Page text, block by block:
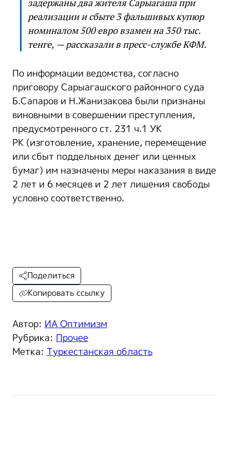
задержаны два жителя Сарыагаша при
реализации и сбыте 3 фальшивых купюр
номиналом 500 евро взамен на 350 тыс.
тенге, — рассказали в пресс-службе КФМ.
По информации ведомства, согласно
приговору Сарыагашского районного суда
Б.Сапаров и Н.Жанизакова были признаны
виновными в совершении преступления,
предусмотренного ст. 231 ч.1 УК
РК (изготовление, хранение, перемещение
или сбыт поддельных денег или ценных
бумаг) им назначены меры наказания в виде
2 лет и 6 месяцев и 2 лет лишения свободы
условно соответственно.
Автор: ИА Оптимизм
Рубрика: Прочее
Метка: Туркестанская область
Поделиться
Копировать ссылку